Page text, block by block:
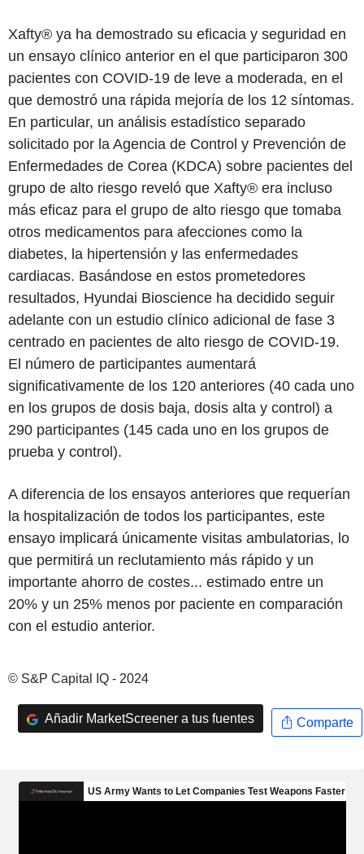
Xafty® ya ha demostrado su eficacia y seguridad en
un ensayo clínico anterior en el que participaron 300
pacientes con COVID-19 de leve a moderada, en el
que demostró una rápida mejoría de los 12 síntomas.
En particular, un análisis estadístico separado
solicitado por la Agencia de Control y Prevención de
Enfermedades de Corea (KDCA) sobre pacientes del
grupo de alto riesgo reveló que Xafty® era incluso
más eficaz para el grupo de alto riesgo que tomaba
otros medicamentos para afecciones como la
diabetes, la hipertensión y las enfermedades
cardiacas. Basándose en estos prometedores
resultados, Hyundai Bioscience ha decidido seguir
adelante con un estudio clínico adicional de fase 3
centrado en pacientes de alto riesgo de COVID-19.
El número de participantes aumentará
significativamente de los 120 anteriores (40 cada uno
en los grupos de dosis baja, dosis alta y control) a
290 participantes (145 cada uno en los grupos de
prueba y control).
A diferencia de los ensayos anteriores que requerían
la hospitalización de todos los participantes, este
ensayo implicará únicamente visitas ambulatorias, lo
que permitirá un reclutamiento más rápido y un
importante ahorro de costes... estimado entre un
20% y un 25% menos por paciente en comparación
con el estudio anterior.
© S&P Capital IQ - 2024
Añadir MarketScreener a tus fuentes Comparte